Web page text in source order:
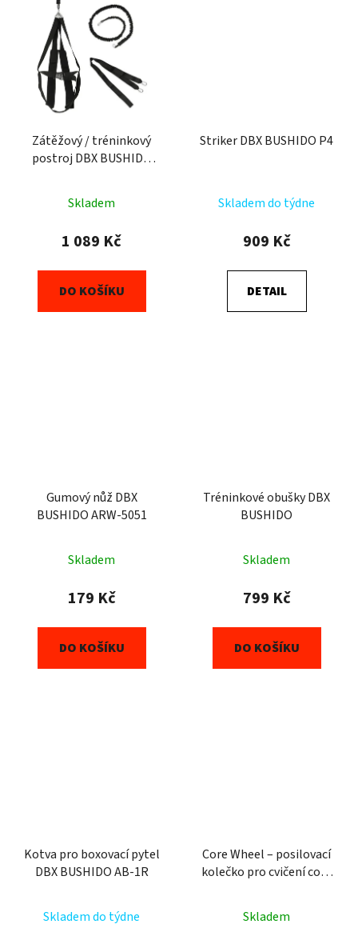
Zátěžový / tréninkový
postroj DBX BUSHIDO
Skladem
1 089 Kč
DO KOŠÍKU
Striker DBX BUSHIDO P4
Skladem do týdne
909 Kč
DETAIL
Gumový nůž DBX
BUSHIDO ARW-5051
Skladem
179 Kč
DO KOŠÍKU
Tréninkové obušky DBX
BUSHIDO
Skladem
799 Kč
DO KOŠÍKU
Kotva pro boxovací pytel
DBX BUSHIDO AB-1R
Skladem do týdne
Core Wheel – posilovací
kolečko pro cvičení core
Skladem